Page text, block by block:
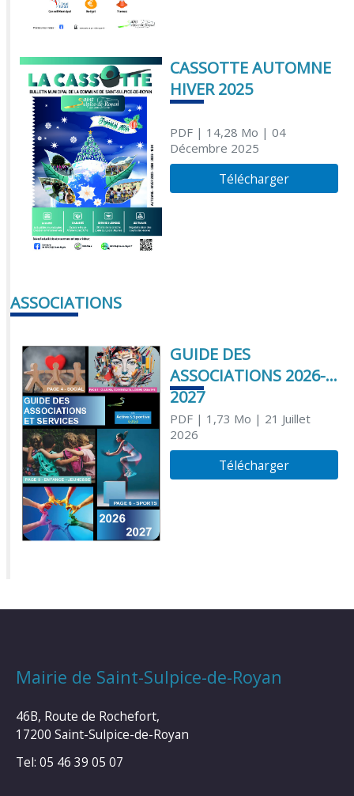
CASSOTTE AUTOMNE
HIVER 2025
PDF| 14,28 Mo | 04
Décembre 2025
Télécharger
ASSOCIATIONS
GUIDE DES
ASSOCIATIONS 2026-
2027
PDF| 1,73 Mo | 21 Juillet
2026
Télécharger
Mairie de Saint-Sulpice-de-Royan
46B, Route de Rochefort,
17200 Saint-Sulpice-de-Royan
Tel: 05 46 39 05 07